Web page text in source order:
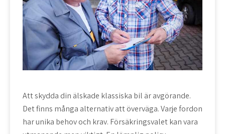
Att skydda din älskade klassiska bil är avgörande.
Det finns många alternativ att överväga. Varje fordon
har unika behov och krav. Försäkringsvalet kan vara